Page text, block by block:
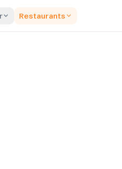
Restaurants